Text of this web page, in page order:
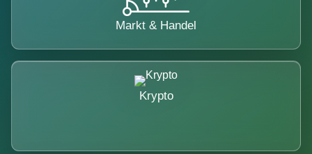
Markt & Handel
Krypto